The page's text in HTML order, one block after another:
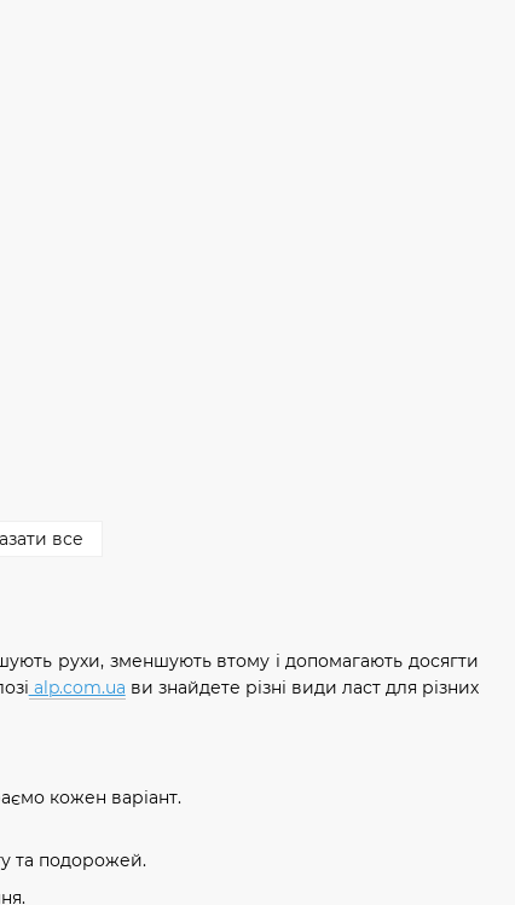
рухи, зменшують втому і допомагають досягти
alp.com.ua ви знайдете різні види ласт для різних
кожен варіант.
та подорожей.
все